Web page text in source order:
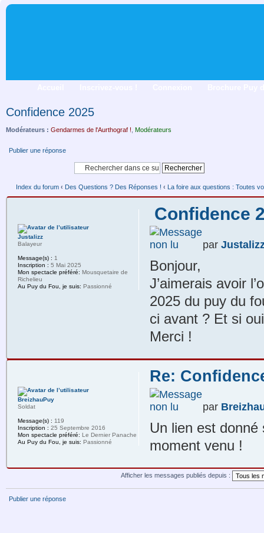
Confidence 2025
Modérateurs : Gendarmes de l'Aurthograf ! Modérateurs
Publier une réponse
Index du forum ‹ Des Questions ? Des Réponses ! ‹ La foire aux questions : Toutes
Confidence
par
Bonjour,
J’aimerais avoir
2025 du puy du
ci avant ? Et si
Merci !
Justalizz
Balayeur
Message(s) : 1
Inscription : 5 Mai 2025
Mon spectacle préféré: Mousquetaire de
Richelieu
Au Puy du Fou, je suis: Passionné
Re:
par
Un lien est
moment venu !
BreizhauPuy
Soldat
Message(s) : 119
Inscription : 25 Septembre 2016
Mon spectacle préféré: Le Dernier Panache
Au Puy du Fou, je suis: Passionné
Afficher les messages publiés depuis :
Publier une réponse